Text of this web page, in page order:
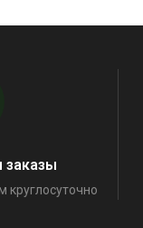
заказы
круглосуточно